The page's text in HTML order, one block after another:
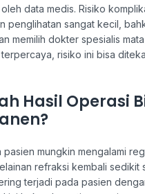
data medis. Risiko
penglihatan sangat kecil,
memilih dokter spesialis
risiko ini bisa
Hasil Operasi
pasien mungkin mengalami
refraksi kembali sedikit
terjadi pada pasien